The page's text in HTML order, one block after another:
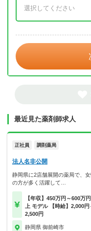
最近見た薬剤師求人
正社員 調剤薬局
法人名非公開
静岡県に2店舗展開の薬局で、女
の方が多く活躍して…
【年収】450万円～600万
上 モデル 【時給】2,000円
2,500円
静岡県 御前崎市